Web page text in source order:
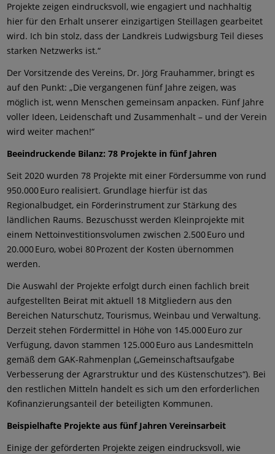
Projekte zeigen eindrucksvoll, wie engagiert und nachhaltig
hier für den Erhalt unserer einzigartigen Steillagen gearbeitet
wird. Ich bin stolz, dass der Landkreis Ludwigsburg Teil dieses
starken Netzwerks ist.“
Der Vorsitzende des Vereins, Dr. Jörg Frauhammer, bringt es
auf den Punkt: „Die vergangenen fünf Jahre zeigen, was
möglich ist, wenn Menschen gemeinsam anpacken. Fünf Jahre
voller Ideen, Leidenschaft und Zusammenhalt – und der Verein
wird weiter machen!“
Beeindruckende Bilanz: 78 Projekte in fünf Jahren
Seit 2020 wurden 78 Projekte mit einer Fördersumme von rund
950.000 Euro realisiert. Grundlage hierfür ist das
Regionalbudget, ein Förderinstrument zur Stärkung des
ländlichen Raums. Bezuschusst werden Kleinprojekte mit
einem Nettoinvestitionsvolumen zwischen 2.500 Euro und
20.000 Euro, wobei 80 Prozent der Kosten übernommen
werden.
Die Auswahl der Projekte erfolgt durch einen fachlich breit
aufgestellten Beirat mit aktuell 18 Mitgliedern aus den
Bereichen Naturschutz, Tourismus, Weinbau und Verwaltung.
Derzeit stehen Fördermittel in Höhe von 145.000 Euro zur
Verfügung, davon stammen 125.000 Euro aus Landesmitteln
gemäß dem GAK-Rahmenplan („Gemeinschaftsaufgabe
Verbesserung der Agrarstruktur und des Küstenschutzes“). Bei
den restlichen Mitteln handelt es sich um den erforderlichen
Kofinanzierungsanteil der beteiligten Kommunen.
Beispielhafte Projekte aus fünf Jahren Vereinsarbeit
Einige der geförderten Projekte zeigen eindrucksvoll, wie